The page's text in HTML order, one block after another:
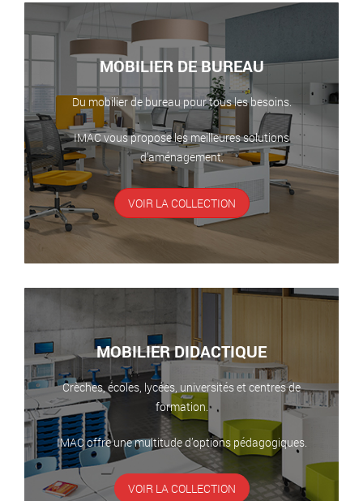
MOBILIER DE BUREAU
Du mobilier de bureau pour tous les besoins.
IMAC vous propose les meilleures solutions
d’aménagement.
VOIR LA COLLECTION
MOBILIER DIDACTIQUE
Crèches, écoles, lycées, universités et centres de
formation.
IMAC offre une multitude d’options pédagogiques.
VOIR LA COLLECTION